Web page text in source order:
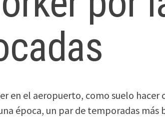
en el aeropuerto, como suelo hacer
época, un par de temporadas más